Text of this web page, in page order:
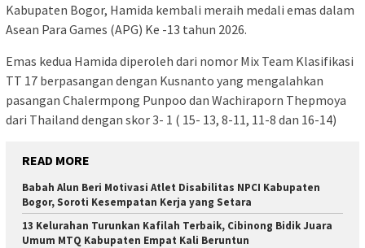
Kabupaten Bogor, Hamida kembali meraih medali emas dalam
Asean Para Games (APG) Ke -13 tahun 2026.
Emas kedua Hamida diperoleh dari nomor Mix Team Klasifikasi
TT 17 berpasangan dengan Kusnanto yang mengalahkan
pasangan Chalermpong Punpoo dan Wachiraporn Thepmoya
dari Thailand dengan skor 3- 1 ( 15- 13, 8-11, 11-8 dan 16-14)
READ MORE
Babah Alun Beri Motivasi Atlet Disabilitas NPCI Kabupaten
Bogor, Soroti Kesempatan Kerja yang Setara
13 Kelurahan Turunkan Kafilah Terbaik, Cibinong Bidik Juara
Umum MTQ Kabupaten Empat Kali Beruntun